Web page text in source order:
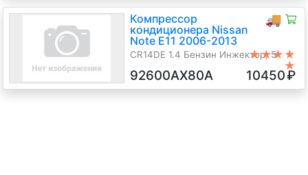
🚚
Компрессор
кондиционера Nissan
Note E11 2006-2013
CR14DE 1.4 Бензин Инжектор, 5-
2006 г.в.
★★★★
★
92600AX80A 10450₽